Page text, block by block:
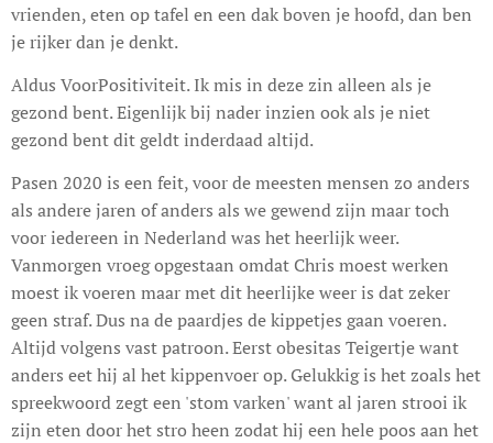
vrienden, eten op tafel en een dak boven je hoofd, dan ben
je rijker dan je denkt.
Aldus VoorPositiviteit. Ik mis in deze zin alleen als je
gezond bent. Eigenlijk bij nader inzien ook als je niet
gezond bent dit geldt inderdaad altijd.
Pasen 2020 is een feit, voor de meesten mensen zo anders
als andere jaren of anders als we gewend zijn maar toch
voor iedereen in Nederland was het heerlijk weer.
Vanmorgen vroeg opgestaan omdat Chris moest werken
moest ik voeren maar met dit heerlijke weer is dat zeker
geen straf. Dus na de paardjes de kippetjes gaan voeren.
Altijd volgens vast patroon. Eerst obesitas Teigertje want
anders eet hij al het kippenvoer op. Gelukkig is het zoals het
spreekwoord zegt een 'stom varken' want al jaren strooi ik
zijn eten door het stro heen zodat hij een hele poos aan het